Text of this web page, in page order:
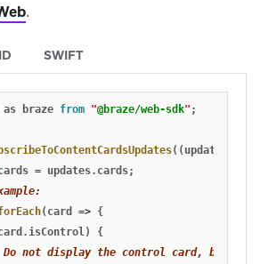
.
SWIFT
as braze from "@braze/web-sdk" ;
((updates
= updates. cards;
(card => {
. isControl )
{
not display the control card, but